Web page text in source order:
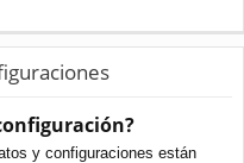
y configuraciones están